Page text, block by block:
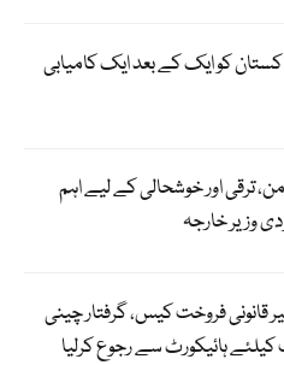
کو ایک کے بعد ایک کامیابی
ترقی اور خوشحالی کے لیے اہم
وزیر خارجہ
قانونی فروخت کیس، گرفتار چینی
ہائیکورٹ سے رجوع کرلیا